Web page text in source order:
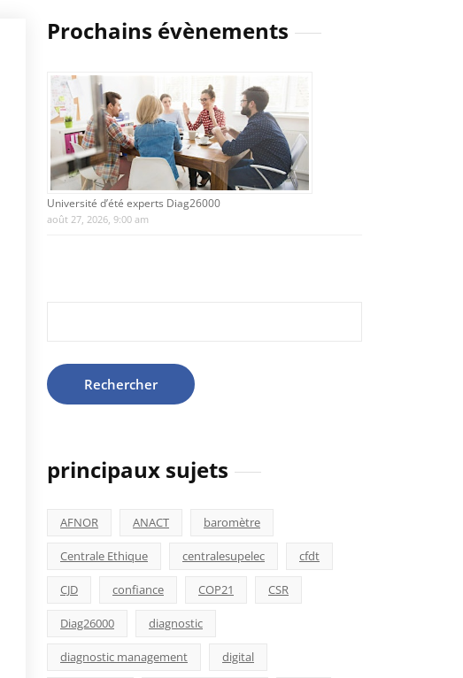
Prochains évènements
Université d’été experts Diag26000
août 27, 2026, 9:00 am
principaux sujets
AFNOR ANACT baromètre
Centrale Ethique centralesupelec cfdt
CJD confiance COP21 CSR
Diag26000 diagnostic
diagnostic management digital